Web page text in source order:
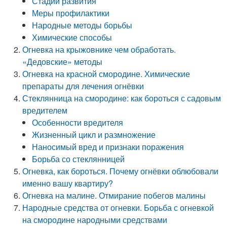
Меры профилактики
Народные методы борьбы
Химические способы
Огневка на крыжовнике чем обработать.
«Дедовские» методы
Огневка на красной смородине. Химические
препараты для лечения огнёвки
Стеклянница на смородине: как бороться с садовым
вредителем
Особенности вредителя
Жизненный цикл и размножение
Наносимый вред и признаки поражения
Борьба со стеклянницей
Огневка, как бороться. Почему огнёвки облюбовали
именно вашу квартиру?
Огневка на малине. Отмирание побегов малины
Народные средства от огневки. Борьба с огневкой
на смородине народными средствами